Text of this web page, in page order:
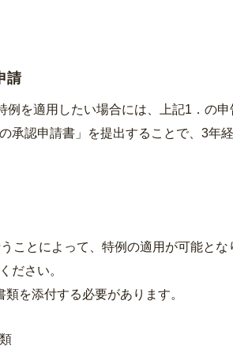
請
を適用したい場合には、上記1．の
認申請書」を提出することで、3年
とによって、特例の適用が可能とな
ださい。
を添付する必要があります。